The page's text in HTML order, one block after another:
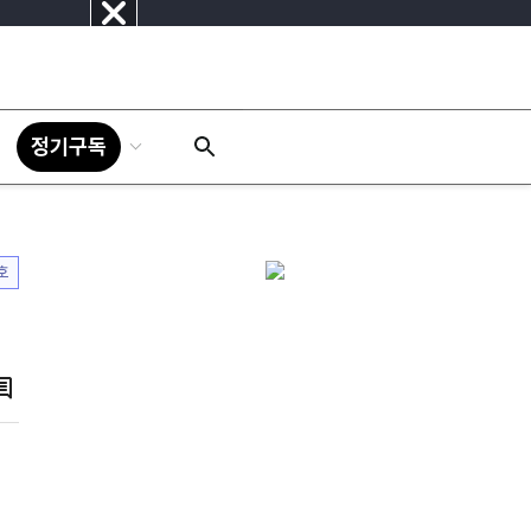
닫
정기구독
댓
글